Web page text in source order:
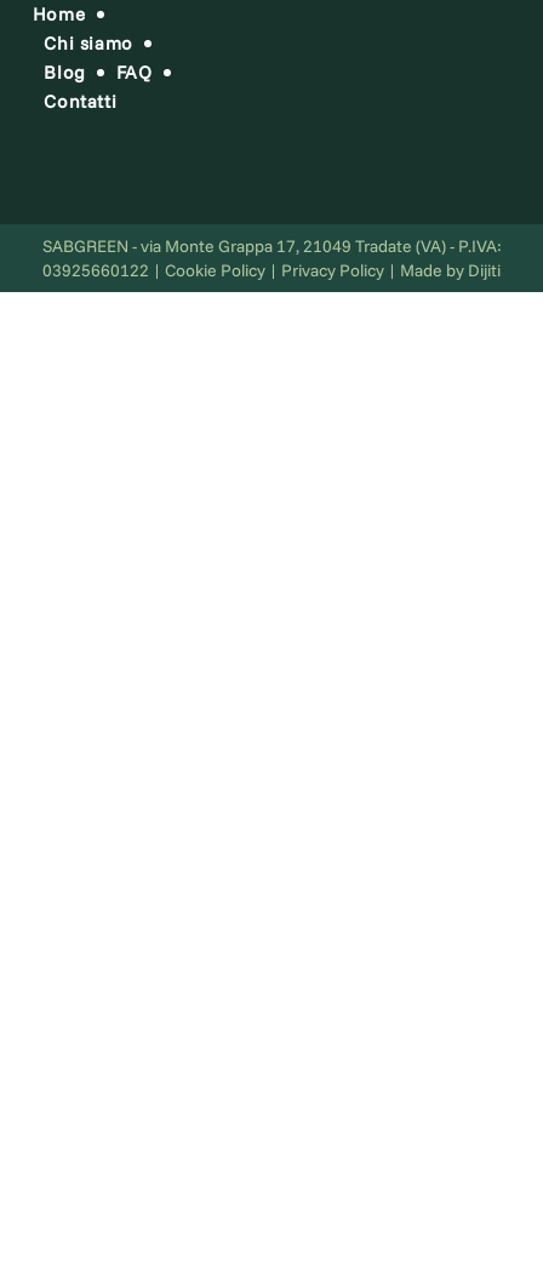
Home
Chi siamo
Blog
FAQ
Contatti
SABGREEN - via Monte Grappa 17, 21049 Tradate (VA) - P.IVA:
03925660122 | Cookie Policy | Privacy Policy | Made by Dijiti